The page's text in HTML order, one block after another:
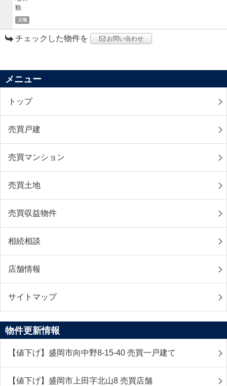
土地
チェックした物件を お問い合わせ
メニュー
トップ
売買戸建
売買マンション
売買土地
売買収益物件
相続相談
店舗情報
サイトマップ
物件更新情報
【値下げ】盛岡市向中野8-15-40 売買一戸建て
【値下げ】盛岡市上田字北山8 売買店舗